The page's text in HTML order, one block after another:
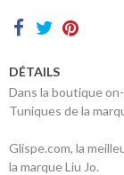
DÉTAILS
Dans la boutique
Tuniques de la
Glispe.com, la
la marque Liu Jo.